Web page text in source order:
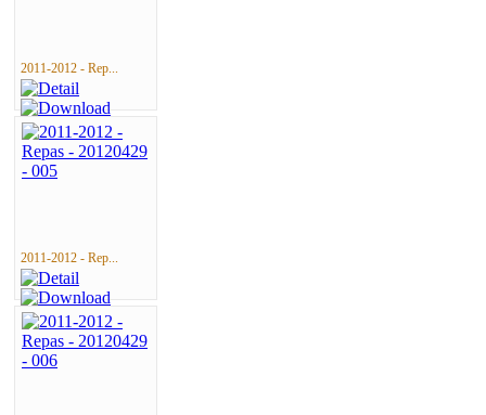
2011-2012 - Rep...
2011-2012 - Rep...